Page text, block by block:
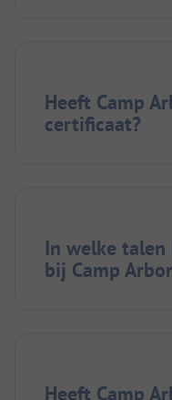
Heeft Camp
certificaat?
In welke
bij Camp
Heeft Camp